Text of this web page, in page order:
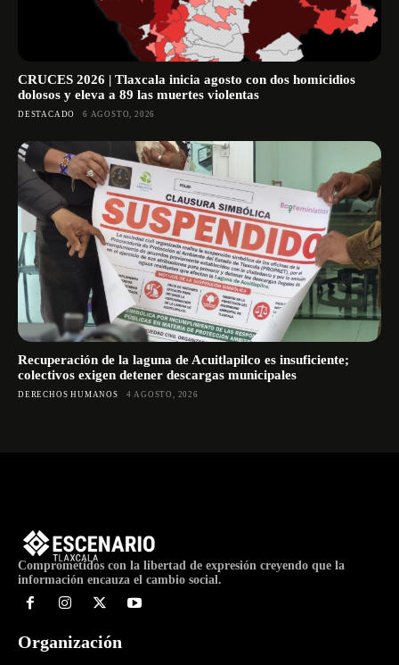
CRUCES 2026 | Tlaxcala inicia agosto con dos homicidios
dolosos y eleva a 89 las muertes violentas
DESTACADO 6 AGOSTO, 2026
Recuperación de la laguna de Acuitlapilco es insuficiente;
colectivos exigen detener descargas municipales
DERECHOS HUMANOS 4 AGOSTO, 2026
Comprometidos con la libertad de expresión creyendo que la
información encauza el cambio social.
Organización